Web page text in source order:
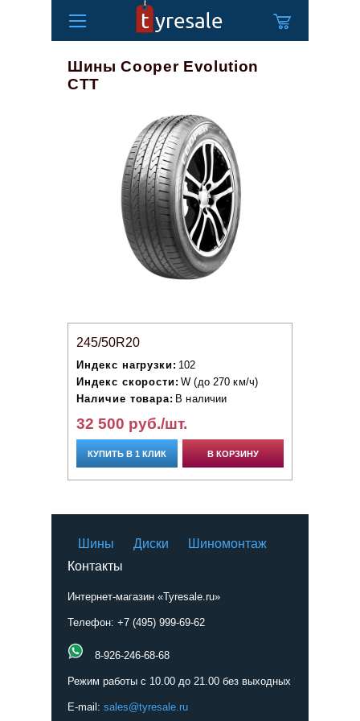
Шины Cooper Evolution
CTT
245/50R20
Индекс нагрузки: 102
Индекс скорости: W (до 270 км/ч)
Наличие товара: В наличии
32 500 руб./шт.
КУПИТЬ В 1 КЛИК В КОРЗИНУ
Шины Диски
Шиномонтаж
Контакты
Интернет-магазин «Tyresale.ru»
Телефон: +7 (495) 999-69-62
8-926-246-68-68
Режим работы с 10.00 до 21.00 без выходных
E-mail: sales@tyresale.ru